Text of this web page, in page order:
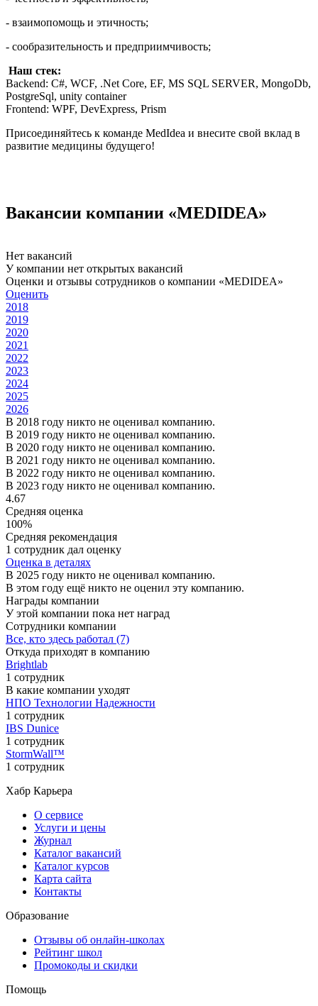
- взаимопомощь и этичность;
- сообразительность и предприимчивость;
Наш стек:
Backend: C#, WCF, .Net Core, EF, MS SQL SERVER, MongoDb,
PostgreSql, unity container
Frontend: WPF, DevExpress, Prism
Присоединяйтесь к команде MedIdea и внесите свой вклад в
развитие медицины будущего!
Вакансии компании «MEDIDEA»
Нет вакансий
У компании нет открытых вакансий
Оценки и отзывы сотрудников о компании «MEDIDEA»
Оценить
2018
2019
2020
2021
2022
2023
2024
2025
2026
В 2018 году никто не оценивал компанию.
В 2019 году никто не оценивал компанию.
В 2020 году никто не оценивал компанию.
В 2021 году никто не оценивал компанию.
В 2022 году никто не оценивал компанию.
В 2023 году никто не оценивал компанию.
4.67
Средняя оценка
100%
Средняя рекомендация
1 сотрудник дал оценку
Оценка в деталях
В 2025 году никто не оценивал компанию.
В этом году ещё никто не оценил эту компанию.
Награды компании
У этой компании пока нет наград
Сотрудники компании
Все, кто здесь работал (7)
Откуда приходят в компанию
Brightlab
1 сотрудник
В какие компании уходят
НПО Технологии Надежности
1 сотрудник
IBS Dunice
1 сотрудник
StormWall™
1 сотрудник
Хабр Карьера
О сервисе
Услуги и цены
Журнал
Каталог вакансий
Каталог курсов
Карта сайта
Контакты
Образование
Отзывы об онлайн-школах
Рейтинг школ
Промокоды и скидки
Помощь